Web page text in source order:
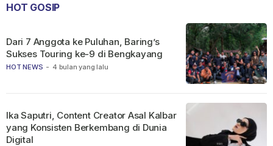
HOT GOSIP
HOT NEWS - 4 bulan yang lalu
Dari 7 Anggota ke Puluhan, Baring’s
Sukses Touring ke-9 di Bengkayang
Ika Saputri, Content Creator Asal Kalbar
yang Konsisten Berkembang di Dunia
Digital